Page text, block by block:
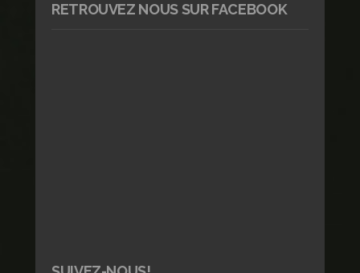
RETROUVEZ NOUS SUR FACEBOOK